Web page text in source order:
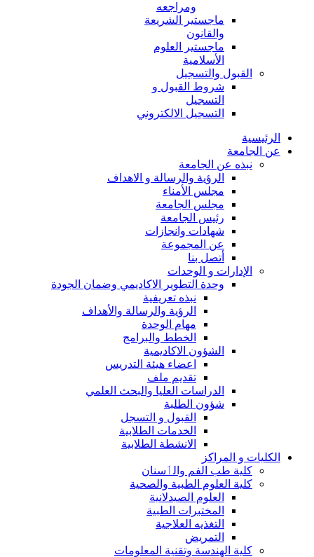
ومراجعه
ماجستير الشريعة
والقانون
ماجستير العلوم
الأسلامية
القبول والتسجيل
شروط القبول و
التسجيل
التسجيل الالكتروني
الرئيسية
عن الجامعة
نبذه عن الجامعة
الرؤية والرسالة و الاهداف
مجلس الأمناء
مجلس الجامعة
رئيس الجامعة
شهادات وانجازات
عن المجموعة
أتصل بنا
الإدارات و الوحدات
وحدة التطوير الاكاديمي وضمان الجودة
نبذه تعريفية
الرؤية والرسالة والأهداف
مهام الوحدة
الخطط والبرامج
الشؤون الاكاديمية
اعضاء هيئة التدريس
تقديم ملف
الدراسات العليا والبحث العلمي
شؤون الطلبة
القبول و التسجل
الخدمات الطلابية
الانشطة الطلابية
الكليات و المراكز
كلية طب الفم والٲسنان
كلية العلوم الطبية والصحية
العلوم الصيدلانية
المختبرات الطبية
التغذيه العلاجية
التمريض
كلية الهندسة وتقنية المعلومات